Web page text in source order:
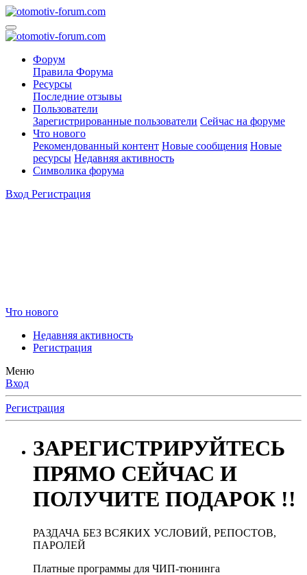
Форум
Правила Форума
Ресурсы
Последние отзывы
Пользователи
Зарегистрированные пользователи Сейчас на форуме
Что нового
Рекомендованный контент Новые сообщения Новые
ресурсы Недавняя активность
Символика форума
Вход Регистрация
Что нового
Недавняя активность
Регистрация
Меню
Вход
Регистрация
ЗАРЕГИСТРИРУЙТЕСЬ
ПРЯМО СЕЙЧАС И
ПОЛУЧИТЕ ПОДАРОК !!
РАЗДАЧА БЕЗ ВСЯКИХ УСЛОВИЙ, РЕПОСТОВ,
ПАРОЛЕЙ
Платные программы для ЧИП-тюнинга